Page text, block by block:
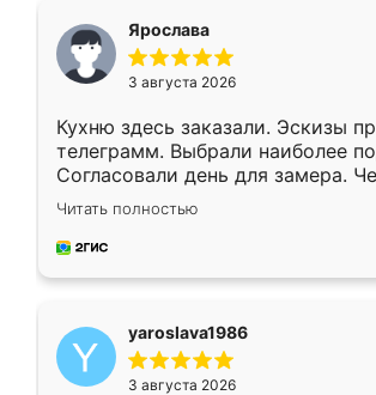
Ярослава
3 августа 2026
Кухню здесь заказали. Эскизы
телеграмм. Выбрали наиболее
Согласовали день для замера.
недели кухня была уже готова.
довольны работой. Спасибо
мебель за качественную работу!
Читать полностью
yaroslava1986
3 августа 2026